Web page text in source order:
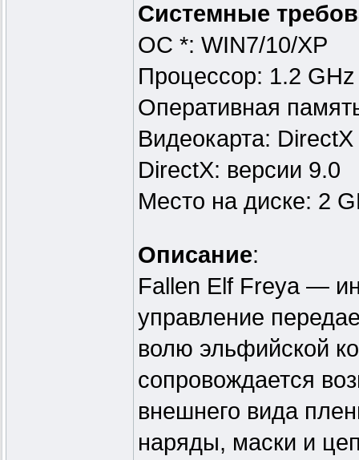
Системные
ОС *: WIN7/10/XP
Процессор: 1.2 GHz
Оперативная
Видеокарта:
DirectX: версии 9.0
Место на диске: 2
Описание:
Fallen Elf Freya —
управление
волю эльфийской
сопровождается
внешнего вида
наряды, маски и